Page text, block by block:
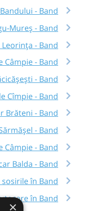
- Band
Mureș - Band
- Band
Câmpie - Band
- Band
Cîmpie - Band
Brăteni - Band
- Band
Câmpie - Band
Balda - Band
în Band
în Band
×